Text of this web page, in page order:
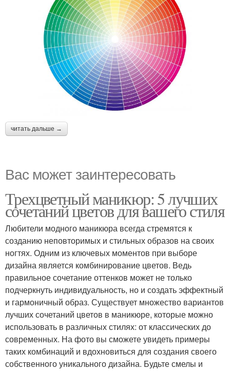
читать дальше →
Вас может заинтересовать
Трехцветный маникюр: 5 лучших
сочетаний цветов для вашего стиля
Любители модного маникюра всегда стремятся к
созданию неповторимых и стильных образов на своих
ногтях. Одним из ключевых моментов при выборе
дизайна является комбинирование цветов. Ведь
правильное сочетание оттенков может не только
подчеркнуть индивидуальность, но и создать эффектный
и гармоничный образ. Существует множество вариантов
лучших сочетаний цветов в маникюре, которые можно
использовать в различных стилях: от классических до
современных. На фото вы сможете увидеть примеры
таких комбинаций и вдохновиться для создания своего
собственного уникального дизайна. Будьте смелы и